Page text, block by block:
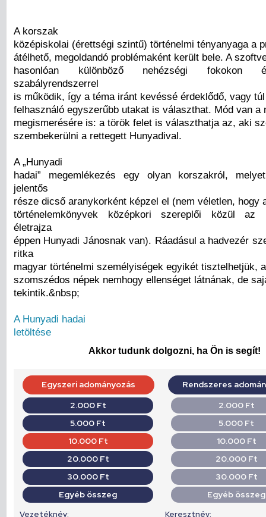
A korszak
középiskolai (érettségi szintű) történelmi tényanyaga a
átélhető, megoldandó problémaként került bele. A
hasonlóan különböző nehézségi fokokon
szabályrendszerrel
is működik, így a téma iránt kevéssé érdeklődő, vagy
felhasználó egyszerűbb utakat is választhat. Mód van a
megismerésére is: a török felet is választhatja az, aki
szembekerülni a rettegett Hunyadival.
A „Hunyadi
hadai” megemlékezés egy olyan korszakról,
jelentős
része dicső aranykorként képzel el (nem véletlen, hogy
történelemkönyvek középkori szereplői közül az
életrajza
éppen Hunyadi Jánosnak van). Ráadásul a hadvezér
ritka
magyar történelmi személyiségek egyikét tisztelhetjük,
szomszédos népek nemhogy ellenséget látnának, de
tekintik.&nbsp;
A Hunyadi hadai
letöltése
Akkor tudunk dolgozni, ha Ön is segít!